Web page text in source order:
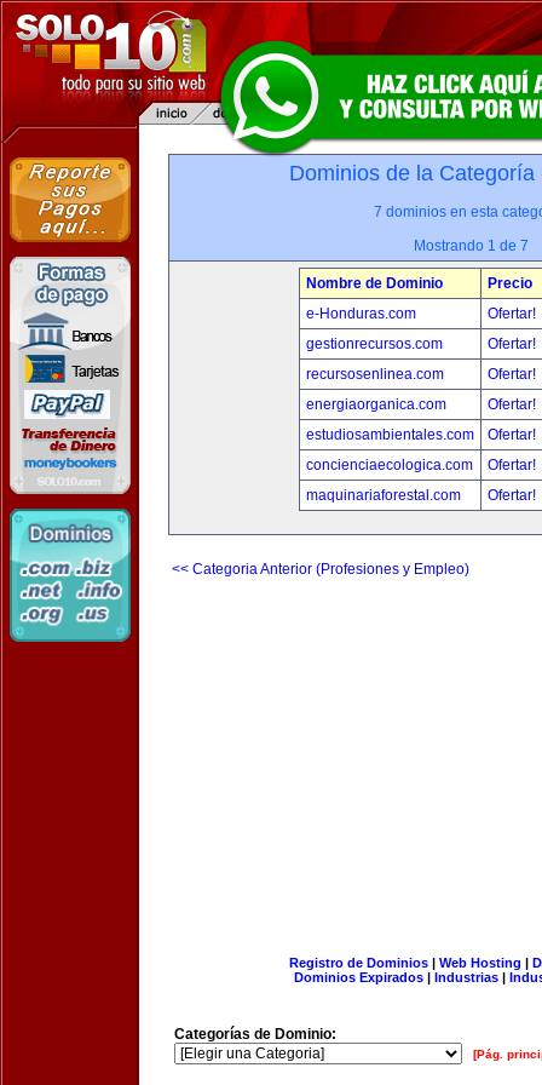
Dominios de la
7 dominios en esta
Mostrando 1 de 7
Nombre de Dominio
Precio
e-Honduras.com
Ofertar!
gestionrecursos.com
Ofertar!
recursosenlinea.com
Ofertar!
energiaorganica.com
Ofertar!
estudiosambientales.com
Ofertar!
concienciaecologica.com
Ofertar!
maquinariaforestal.com
Ofertar!
<< Categoria Anterior (Profesiones y Empleo)
Registro de Dominios| Web Hosting |
Dominios Expirados | Industrias |
Categorías de Dominio:
[Pág.